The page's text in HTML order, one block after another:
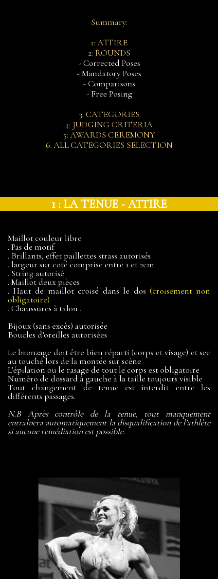
Summary:
1: ATTIRE
2: ROUNDS
- Corrected Poses
- Mandatory Poses
- Comparisons
- Free Posing
3: CATEGORIES
4: JUDGING CRITERIA
5: AWARDS CEREMONY
6: ALL CATEGORIES SELECTION
1 : LA TENUE - ATTIRE
Maillot couleur libre
. Pas de motif
. Brillants, effet paillettes strass autorisés
. largeur sur coté comprise entre 1 et 2cm
. String autorisé
. Maillot deux pièces
. Haut de maillot croisé dans le dos (croisement non
obligatoire)
. Chaussures à talon .
Bijoux (sans excès) autorisée
Boucles d’oreilles autorisées
Le bronzage doit être bien réparti (corps et visage) et sec
au touché lors de la montée sur scène
L'épilation ou le rasage de tout le corps est obligatoire
Numéro de dossard à gauche à la taille toujours visible
Tout changement de tenue est interdit entre les
différents passages.
N.B Après contrôle de la tenue, tout manquement
entraînera automatiquement la disqualification de l’athlète
si aucune remédiation est possible.